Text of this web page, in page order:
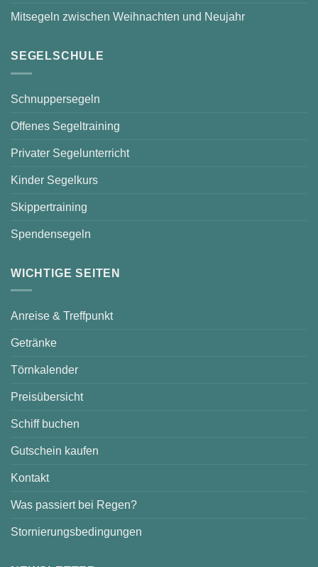
Mitsegeln zwischen Weihnachten und Neujahr
SEGELSCHULE
Schnuppersegeln
Offenes Segeltraining
Privater Segelunterricht
Kinder Segelkurs
Skippertraining
Spendensegeln
WICHTIGE SEITEN
Anreise & Treffpunkt
Getränke
Törnkalender
Preisübersicht
Schiff buchen
Gutschein kaufen
Kontakt
Was passiert bei Regen?
Stornierungsbedingungen